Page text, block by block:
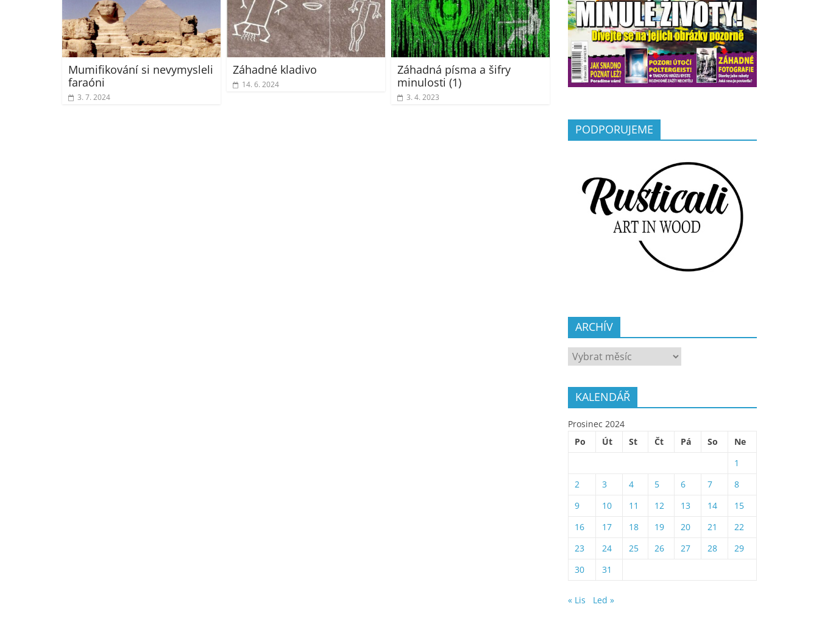
Mumifikování si nevymysleli
faraóni
3. 7. 2024
Záhadné kladivo
14. 6. 2024
Záhadná písma a šifry
minulosti (1)
3. 4. 2023
PODPORUJEME
ARCHÍV
ARCHÍV
KALENDÁŘ
Prosinec 2024
Po
Út St Čt Pá So
Ne
1
2
3 4 5 6 7
8
9
10 11 12 13 14
15
16
17 18 19 20 21
22
23
24 25 26 27 28
29
30
31
« Lis Led »